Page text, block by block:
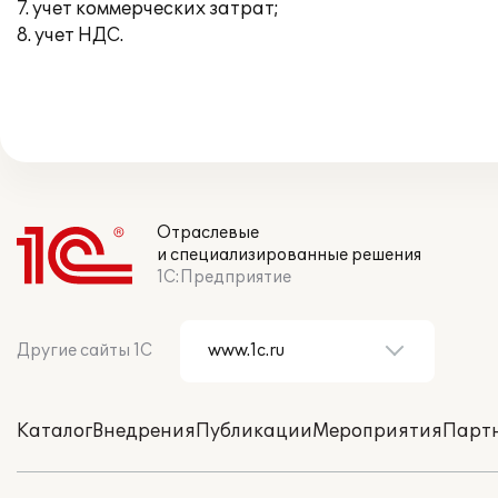
7. учет коммерческих затрат;
8. учет НДС.
Отраслевые
и специализированные решения
1С:Предприятие
Другие сайты 1С
КаталогВнедренияПубликацииМероприятия